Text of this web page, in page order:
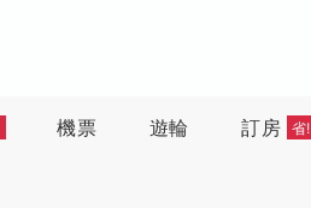
機票 遊輪 訂房 省!